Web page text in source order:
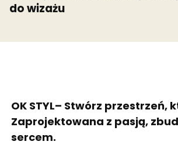
do wizażu
OK STYL– Stwórz przestrzeń,
Zaprojektowana z pasją,
sercem.